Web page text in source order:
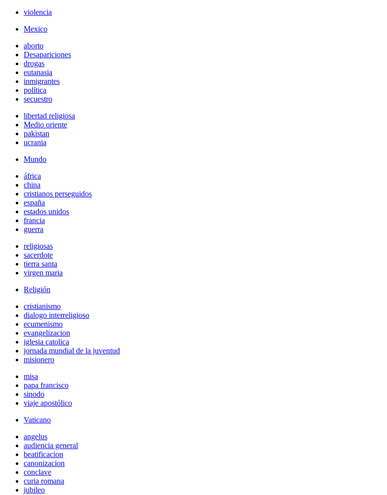
violencia
Mexico
aborto
Desapariciones
drogas
eutanasia
inmigrantes
política
secuestro
libertad religiosa
Medio oriente
pakistan
ucrania
Mundo
áfrica
china
cristianos perseguidos
españa
estados unidos
francia
guerra
religiosas
sacerdote
tierra santa
virgen maria
Religión
cristianismo
dialogo interreligioso
ecumenismo
evangelizacion
iglesia catolica
jornada mundial de la juventud
misionero
misa
papa francisco
sinodo
viaje apostólico
Vaticano
angelus
audiencia general
beatificacion
canonizacion
conclave
curia romana
jubileo